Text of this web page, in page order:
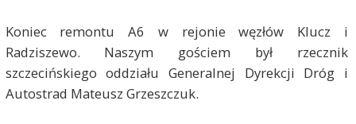
Koniec remontu A6 w rejonie węzłów Klucz i
Radziszewo. Naszym gościem był rzecznik
szczecińskiego oddziału Generalnej Dyrekcji Dróg i
Autostrad Mateusz Grzeszczuk.